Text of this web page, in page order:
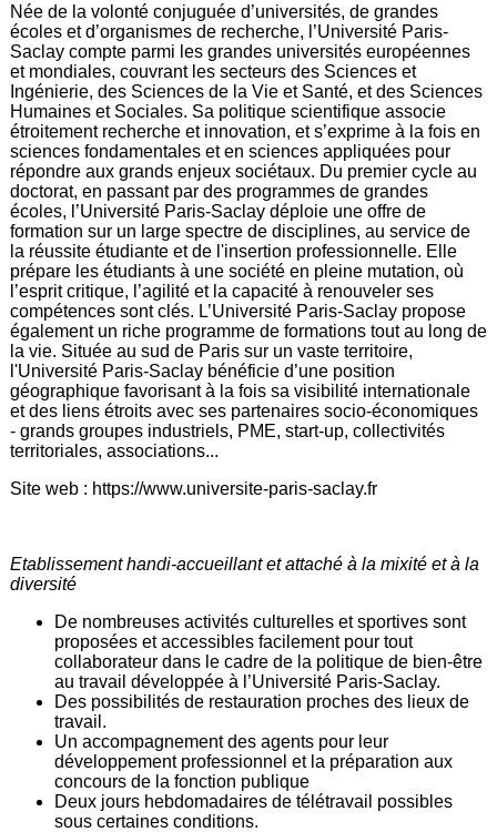
Née de la volonté conjuguée d’universités, de grandes
écoles et d’organismes de recherche, l’Université Paris-
Saclay compte parmi les grandes universités européennes
et mondiales, couvrant les secteurs des Sciences et
Ingénierie, des Sciences de la Vie et Santé, et des Sciences
Humaines et Sociales. Sa politique scientifique associe
étroitement recherche et innovation, et s’exprime à la fois en
sciences fondamentales et en sciences appliquées pour
répondre aux grands enjeux sociétaux. Du premier cycle au
doctorat, en passant par des programmes de grandes
écoles, l’Université Paris-Saclay déploie une offre de
formation sur un large spectre de disciplines, au service de
la réussite étudiante et de l'insertion professionnelle. Elle
prépare les étudiants à une société en pleine mutation, où
l’esprit critique, l’agilité et la capacité à renouveler ses
compétences sont clés. L’Université Paris-Saclay propose
également un riche programme de formations tout au long de
la vie. Située au sud de Paris sur un vaste territoire,
l'Université Paris-Saclay bénéficie d’une position
géographique favorisant à la fois sa visibilité internationale
et des liens étroits avec ses partenaires socio-économiques
- grands groupes industriels, PME, start-up, collectivités
territoriales, associations...
Site web : https://www.universite-paris-saclay.fr
Etablissement handi-accueillant et attaché à la mixité et à la
diversité
De nombreuses activités culturelles et sportives sont
proposées et accessibles facilement pour tout
collaborateur dans le cadre de la politique de bien-être
au travail développée à l’Université Paris-Saclay.
Des possibilités de restauration proches des lieux de
travail.
Un accompagnement des agents pour leur
développement professionnel et la préparation aux
concours de la fonction publique
Deux jours hebdomadaires de télétravail possibles
sous certaines conditions.